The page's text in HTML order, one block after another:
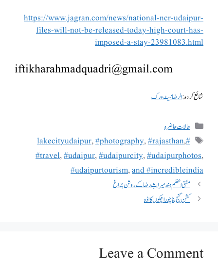
https://www.jagran.com/news/national-ncr-udaipur-
files-will-not-be-released-today-high-court-has-
imposed-a-stay-23981083.html
iftikharahmadquadri@gmail.com
شائع کردہ:الرضا نیٹ ورک
حالات حاضرہ
#lakecityudaipur
,#photography,#rajasthan,
#travel,#udaipur,#udaipurcity,#udaipurphotos,
#udaipurtourism,and #incredibleindia
مفتی اعظم ہند میراثِ رضا کے روشن چراغ
کشن گنج بنا چوراچکوں کااڈہ
Leave a Comment